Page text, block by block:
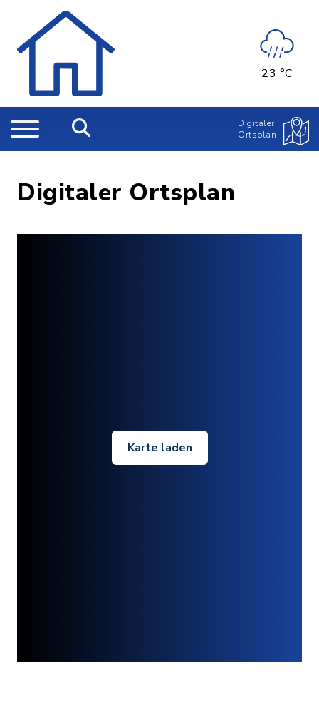
23 °C
Digitaler
Ortsplan
Digitaler Ortsplan
Karte laden